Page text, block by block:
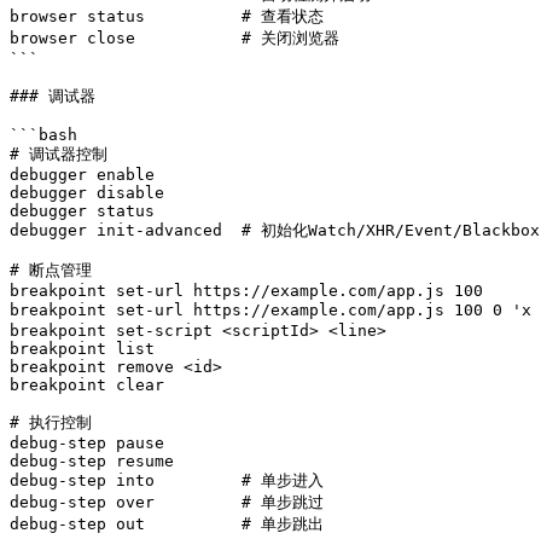
browser status          # 查看状态
browser close           # 关闭浏览器
```
### 调试器
```bash
# 调试器控制
debugger enable
debugger disable
debugger status
debugger init-advanced  # 初始化Watch/XHR/Event/Blackbox
# 断点管理
breakpoint set-url https://example.com/app.js 100
breakpoint set-url https://example.com/app.js 100 0 'x
breakpoint set-script <scriptId> <line>
breakpoint list
breakpoint remove <id>
breakpoint clear
# 执行控制
debug-step pause
debug-step resume
debug-step into         # 单步进入
debug-step over         # 单步跳过
debug-step out          # 单步跳出